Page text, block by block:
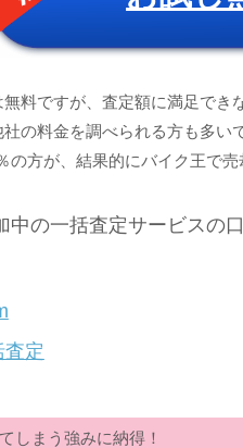
料ですが、査定額に満足でき
の料金を調べられる方も多い
の方が、結果的にバイク王で
中の一括査定サービスの
定
しまう強みに納得！